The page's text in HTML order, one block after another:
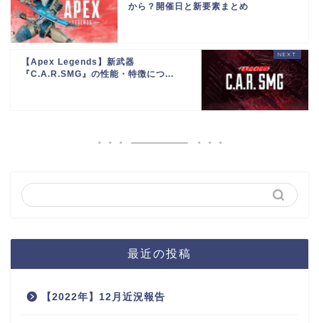
から？開催日と新要素まとめ
【Apex Legends】新武器
『C.A.R.SMG』の性能・特徴につ...
最近の投稿
【2022年】12月近況報告